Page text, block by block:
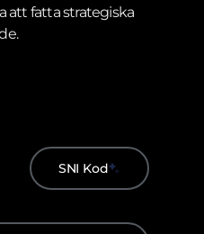
att fatta strategiska
SNI Kod